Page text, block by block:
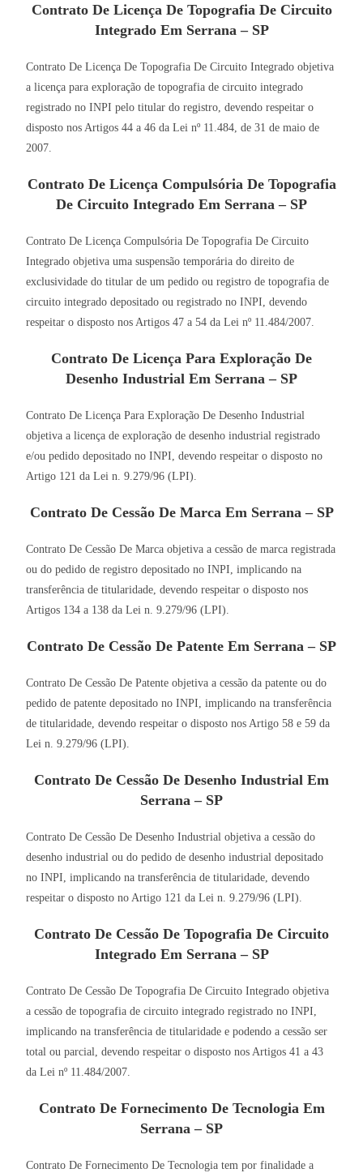
Contrato De Licença De Topografia De Circuito
Integrado Em Serrana – SP
Contrato De Licença De Topografia De Circuito Integrado objetiva
a licença para exploração de topografia de circuito integrado
registrado no INPI pelo titular do registro, devendo respeitar o
disposto nos Artigos 44 a 46 da Lei nº 11.484, de 31 de maio de
2007.
Contrato De Licença Compulsória De Topografia
De Circuito Integrado Em Serrana – SP
Contrato De Licença Compulsória De Topografia De Circuito
Integrado objetiva uma suspensão temporária do direito de
exclusividade do titular de um pedido ou registro de topografia de
circuito integrado depositado ou registrado no INPI, devendo
respeitar o disposto nos Artigos 47 a 54 da Lei nº 11.484/2007.
Contrato De Licença Para Exploração De
Desenho Industrial Em Serrana – SP
Contrato De Licença Para Exploração De Desenho Industrial
objetiva a licença de exploração de desenho industrial registrado
e/ou pedido depositado no INPI, devendo respeitar o disposto no
Artigo 121 da Lei n. 9.279/96 (LPI).
Contrato De Cessão De Marca Em Serrana – SP
Contrato De Cessão De Marca objetiva a cessão de marca registrada
ou do pedido de registro depositado no INPI, implicando na
transferência de titularidade, devendo respeitar o disposto nos
Artigos 134 a 138 da Lei n. 9.279/96 (LPI).
Contrato De Cessão De Patente Em Serrana – SP
Contrato De Cessão De Patente objetiva a cessão da patente ou do
pedido de patente depositado no INPI, implicando na transferência
de titularidade, devendo respeitar o disposto nos Artigo 58 e 59 da
Lei n. 9.279/96 (LPI).
Contrato De Cessão De Desenho Industrial Em
Serrana – SP
Contrato De Cessão De Desenho Industrial objetiva a cessão do
desenho industrial ou do pedido de desenho industrial depositado
no INPI, implicando na transferência de titularidade, devendo
respeitar o disposto no Artigo 121 da Lei n. 9.279/96 (LPI).
Contrato De Cessão De Topografia De Circuito
Integrado Em Serrana – SP
Contrato De Cessão De Topografia De Circuito Integrado objetiva
a cessão de topografia de circuito integrado registrado no INPI,
implicando na transferência de titularidade e podendo a cessão ser
total ou parcial, devendo respeitar o disposto nos Artigos 41 a 43
da Lei nº 11.484/2007.
Contrato De Fornecimento De Tecnologia Em
Serrana – SP
Contrato De Fornecimento De Tecnologia tem por finalidade a